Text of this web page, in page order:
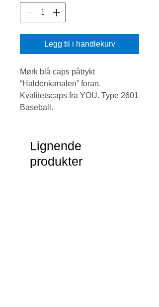
Legg til i handlekurv
Mørk blå caps påtrykt
“Haldenkanalen” foran.
Kvalitetscaps fra YOU. Type 2601
Baseball.
Lignende
produkter